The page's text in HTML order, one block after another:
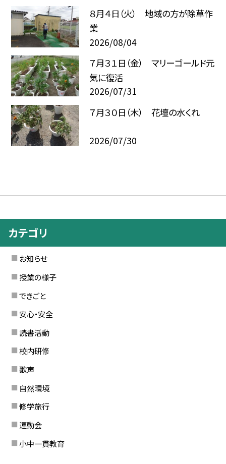
８月４日（火） 地域の方が除草作
業
2026/08/04
７月３１日（金） マリーゴールド元
気に復活
2026/07/31
７月３０日（木） 花壇の水くれ
2026/07/30
カテゴリ
お知らせ
授業の様子
できごと
安心・安全
読書活動
校内研修
歌声
自然環境
修学旅行
運動会
小中一貫教育